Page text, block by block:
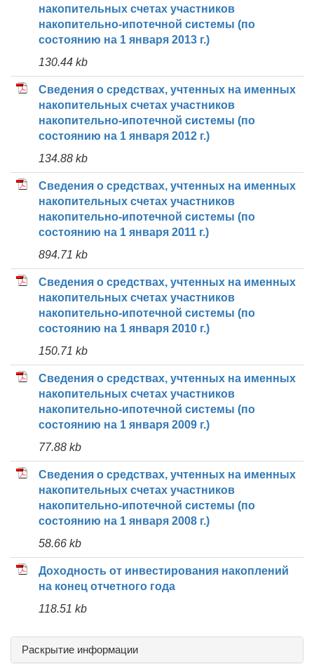
накопительных счетах участников
накопительно-ипотечной системы (по
состоянию на 1 января 2013 г.)
130.44 kb
Сведения о средствах, учтенных на именных
накопительных счетах участников
накопительно-ипотечной системы (по
состоянию на 1 января 2012 г.)
134.88 kb
Сведения о средствах, учтенных на именных
накопительных счетах участников
накопительно-ипотечной системы (по
состоянию на 1 января 2011 г.)
894.71 kb
Сведения о средствах, учтенных на именных
накопительных счетах участников
накопительно-ипотечной системы (по
состоянию на 1 января 2010 г.)
150.71 kb
Сведения о средствах, учтенных на именных
накопительных счетах участников
накопительно-ипотечной системы (по
состоянию на 1 января 2009 г.)
77.88 kb
Сведения о средствах, учтенных на именных
накопительных счетах участников
накопительно-ипотечной системы (по
состоянию на 1 января 2008 г.)
58.66 kb
Доходность от инвестирования накоплений
на конец отчетного года
118.51 kb
Раскрытие информации